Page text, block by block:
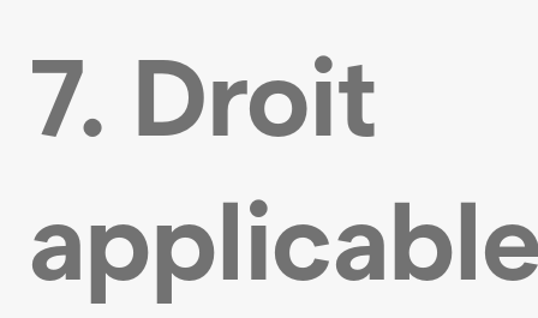
7. Droit